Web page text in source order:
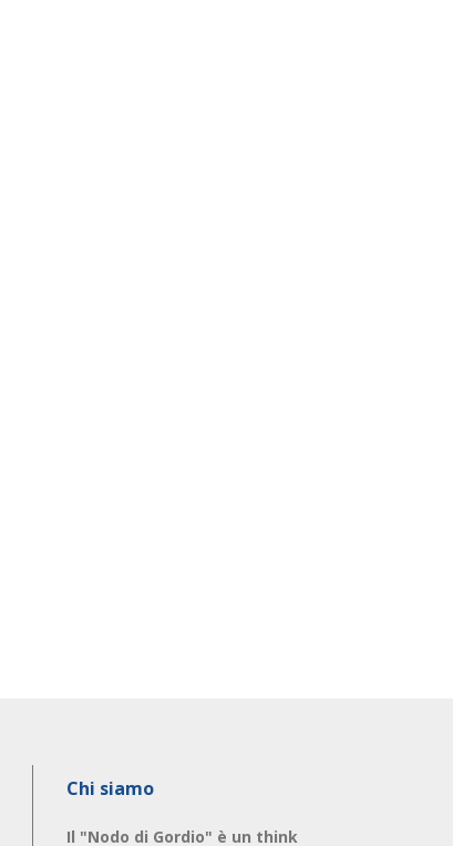
Chi siamo
Il "Nodo di Gordio" è un think